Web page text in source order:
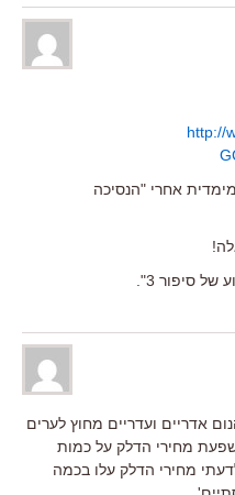
http://
אחרי "הנסיכה
סיפור 3".
אדריים ועדריים מחוץ לערים
מחירי הדלק על כמות
מחירי הדלק עלו בכמה